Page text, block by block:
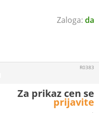
da
R0383
Za prikaz cen se
prijavite